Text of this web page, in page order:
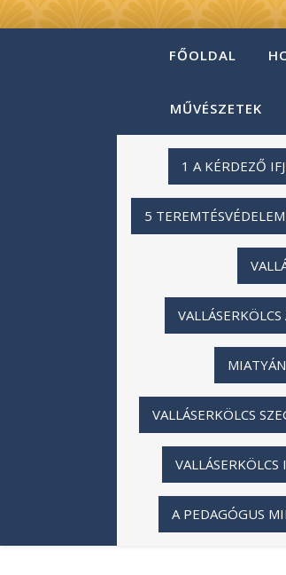
FŐOLDAL
MŰVÉSZETEK
1 A KÉRDEZŐ
5 TEREMTÉSVÉDELEM
VALLÁSERKÖLCS
VALLÁSERKÖLCS
A PEDAGÓGUS